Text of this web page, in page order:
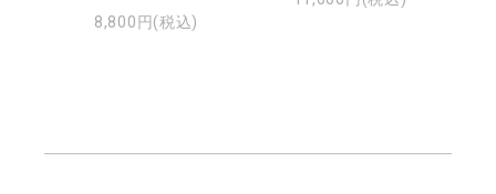
8,800円(税込)